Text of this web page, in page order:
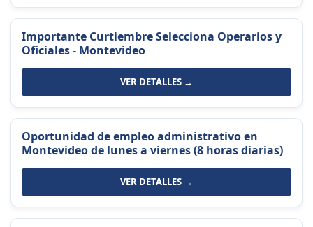
Importante Curtiembre Selecciona Operarios y
Oficiales - Montevideo
VER DETALLES →
Oportunidad de empleo administrativo en
Montevideo de lunes a viernes (8 horas diarias)
VER DETALLES →